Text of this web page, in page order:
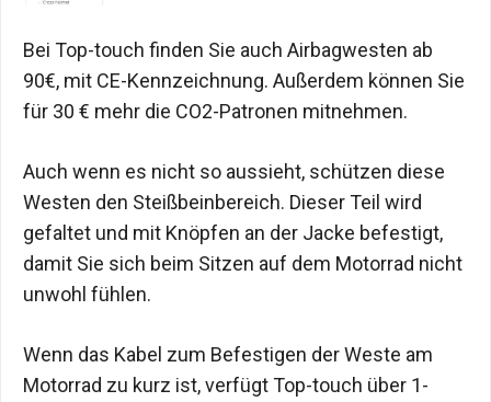
Bei Top-touch finden Sie auch Airbagwesten ab
90€, mit CE-Kennzeichnung. Außerdem können Sie
für 30 € mehr die CO2-Patronen mitnehmen.
Auch wenn es nicht so aussieht, schützen diese
Westen den Steißbeinbereich. Dieser Teil wird
gefaltet und mit Knöpfen an der Jacke befestigt,
damit Sie sich beim Sitzen auf dem Motorrad nicht
unwohl fühlen.
Wenn das Kabel zum Befestigen der Weste am
Motorrad zu kurz ist, verfügt Top-touch über 1-